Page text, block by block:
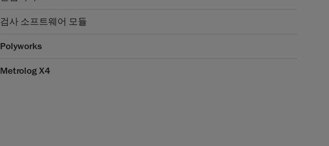
검사 소프트웨어 모듈
Polyworks
Metrolog X4